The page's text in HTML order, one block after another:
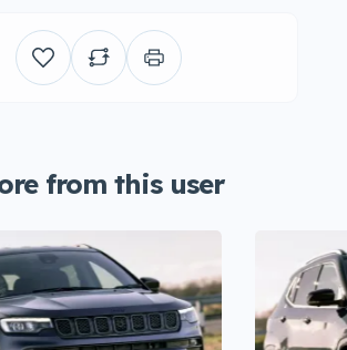
from this user